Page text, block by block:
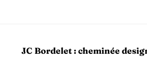
JC Bordelet : cheminée